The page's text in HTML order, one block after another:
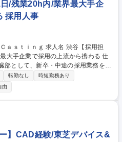
/残業20h内/業界最大手企
採用人事
求人名 渋谷【採用担
手企業で採用の上流から携わる 仕
部として、新卒・中途の採用業務を戦
リードいただきます。 【下記業務詳
・書類選考・面接調整 ■採用イベン
び新卒研修の企画 少人数のチームゆ
織をアップデートしてください。 募
残業20h内／業界最大手企業で採用
転勤なし
時短勤務あり
由
】CAD経験/東芝デバイス&